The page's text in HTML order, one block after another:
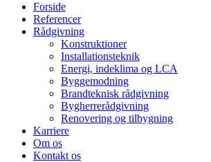
Forside
Referencer
Rådgivning
Konstruktioner
Installationsteknik
Energi, indeklima og LCA
Byggemodning
Brandteknisk rådgivning
Bygherrerådgivning
Renovering og tilbygning
Karriere
Om os
Kontakt os